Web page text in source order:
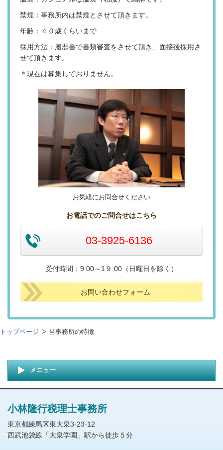
禁煙：事務所内は禁煙とさせて頂きます。
年齢：４０歳くらいまで
採用方法：履歴書で書類審査をさせて頂き、面接後採用さ
せて頂きます。
＊現在は募集しておりません。
お気軽にお問合せください
お電話でのご問合せはこちら
03-3925-6136
受付時間：9:00～1９:00（日曜日を除く）
お問い合わせフォーム
トップページ 当事務所の特徴
メニュー
小林隆行税理士事務所
東京都練馬区東大泉3-23-12
西武池袋線「大泉学園」駅から徒歩５分